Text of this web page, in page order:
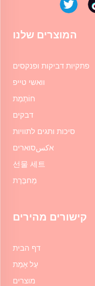
המוצרים שלנו
פתקיות דביקות ופנקסים
וואשי טייפ
חוֹתֶמֶת
דבקים
סיכות ותגים לתוויות
אكسסוארים
선물 세트
מַחבֶּרֶת
קישורים מהירים
דף הבית
עַל אָמַת
מוצרים